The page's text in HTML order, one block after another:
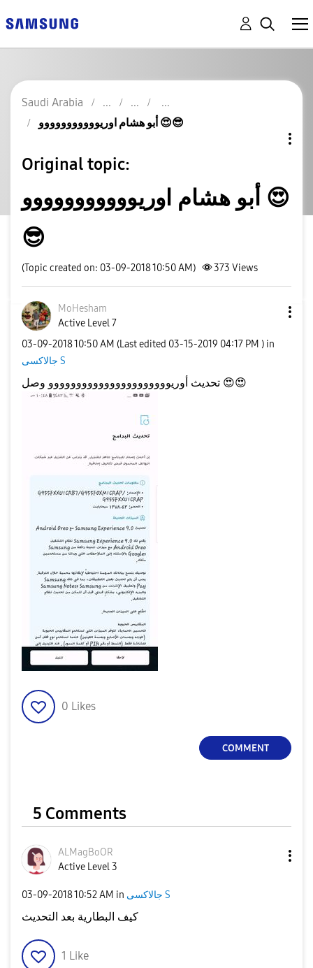
Saudi Arabia
أبو هشام اوريووووووووووو 😍😎
Original topic:
أبو هشام اوريووووووووووو 😍
😎
(Topic created on: 03-09-2018 10:50 AM) 373 Views
MoHesham
Active Level 7
‎03-09-201810:50 AM (Last edited ‎03-15-2019 04:17 PM ) in
جالاكسى S
😍😍
0 Likes
COMMENT
5 Comments
ALMagBoOR
Active Level 3
‎03-09-201810:52 AM in جالاكسى S
كيف البطارية بعد التحديث
1 Like